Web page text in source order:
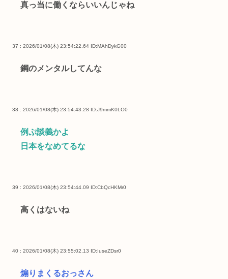
真っ当に働くならいいんじゃね
37 : 2026/01/08(木) 23:54:22.64 ID:MAhDykG00
鋼のメンタルしてんな
38 : 2026/01/08(木) 23:54:43.28 ID:J9mmK0LO0
例ぷ談義かよ
日本をなめてるな
39 : 2026/01/08(木) 23:54:44.09 ID:CbQcHKMr0
高くはないね
40 : 2026/01/08(木) 23:55:02.13 ID:IuseZDsr0
煽りまくるおっさん